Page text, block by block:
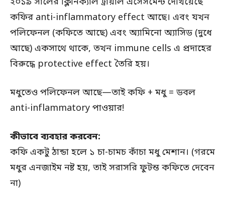
কফির anti-inflammatory effect আছে। এবং যখন
পলিফেনল (কফিতে আছে) এবং অ্যামিনো অ্যাসিড (দুধে
আছে) একসাথে থাকে, তখন immune cells এ প্রদাহের
বিরুদ্ধে protective effect তৈরি হয়।
মধুতেও পলিফেনল আছে—তাই কফি + মধু = ডবল
anti-inflammatory পাওয়ার!
কীভাবে ব্যবহার করবেন:
কফি একটু ঠান্ডা হলে ১ চা-চামচ কাঁচা মধু মেশান। (গরমে
মধুর এনজাইম নষ্ট হয়, তাই সরাসরি ফুটন্ত কফিতে দেবেন
না)